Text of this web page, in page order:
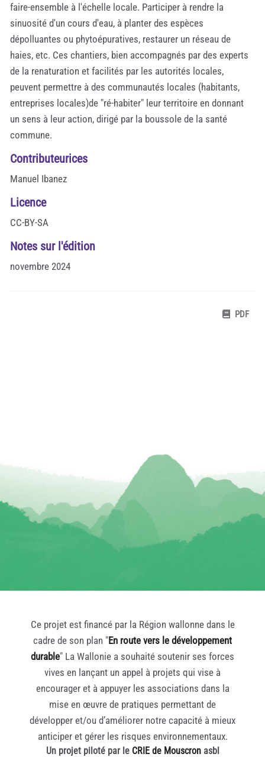
faire-ensemble à l'échelle locale. Participer à rendre la
sinuosité d'un cours d'eau, à planter des espèces
dépolluantes ou phytoépuratives, restaurer un réseau de
haies, etc. Ces chantiers, bien accompagnés par des experts
de la renaturation et facilités par les autorités locales,
peuvent permettre à des communautés locales (habitants,
entreprises locales)de "ré-habiter" leur territoire en donnant
un sens à leur action, dirigé par la boussole de la santé
commune.
Contributeurices
Manuel Ibanez
Licence
CC-BY-SA
Notes sur l'édition
novembre 2024
PDF
Ce projet est financé par la Région wallonne dans le
cadre de son plan "En route vers le développement
durable" La Wallonie a souhaité soutenir ses forces
vives en lançant un appel à projets qui vise à
encourager et à appuyer les associations dans la
mise en œuvre de pratiques permettant de
développer et/ou d’améliorer notre capacité à mieux
anticiper et gérer les risques environnementaux.
Un projet piloté par le CRIE de Mouscronasbl